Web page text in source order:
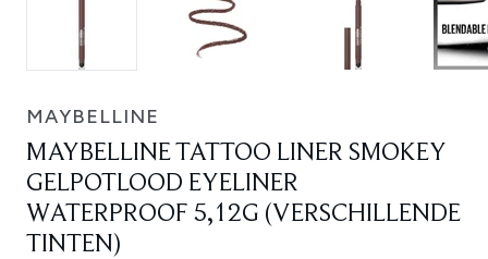
MAYBELLINE
MAYBELLINE TATTOO LINER SMOKEY
GELPOTLOOD EYELINER
WATERPROOF 5,12G (VERSCHILLENDE
TINTEN)